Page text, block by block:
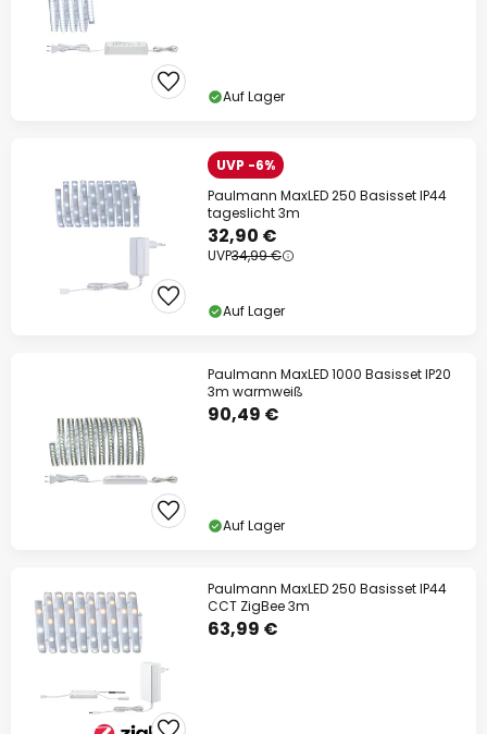
Auf Lager
UVP -6%
Paulmann MaxLED 250 Basisset IP44
tageslicht 3m
32,90 €
UVP34,99 €
Auf Lager
Paulmann MaxLED 1000 Basisset IP20
3m warmweiß
90,49 €
Auf Lager
Paulmann MaxLED 250 Basisset IP44
CCT ZigBee 3m
63,99 €